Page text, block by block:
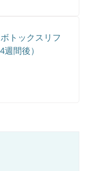
トックスリフ
間後）